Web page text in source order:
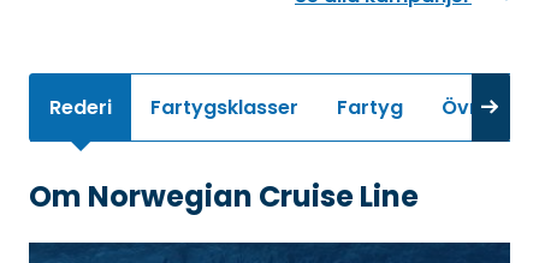
Rederi Fartygsklasser Fartyg Övrig
Om Norwegian Cruise Line